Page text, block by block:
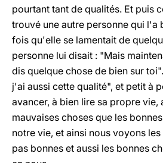
pourtant tant de qualités. Et puis
trouvé une autre personne qui l'a
fois qu'elle se lamentait de
personne lui disait : "Mais
dis quelque chose de bien sur
j'ai aussi cette qualité", et petit à
avancer, à bien lire sa propre vie,
mauvaises choses que les
notre vie, et ainsi nous voyons
pas bonnes et aussi les bonnes